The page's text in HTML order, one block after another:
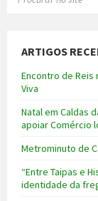
ARTIGOS
Encontro de Reis
Viva
Natal em Caldas
apoiar Comércio
Metrominuto de
“Entre Taipas e
identidade da